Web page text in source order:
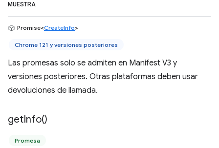
MUESTRA
Promise<CreateInfo>
Chrome 121 y versiones posteriores
Las promesas solo se admiten en Manifest V3 y
versiones posteriores. Otras plataformas deben usar
devoluciones de llamada.
getInfo()
Promesa